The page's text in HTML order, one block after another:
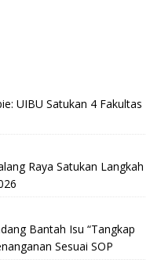
UIBU Satukan 4 Fakultas
Raya Satukan Langkah
Bantah Isu “Tangkap
Sesuai SOP